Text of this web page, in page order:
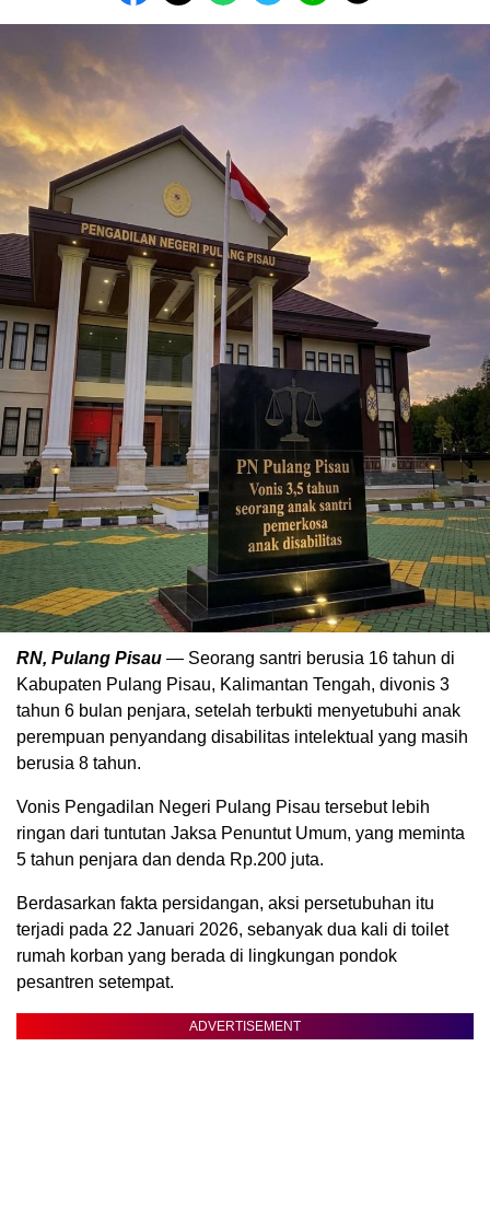
RN, Pulang Pisau — Seorang santri berusia 16 tahun di
Kabupaten Pulang Pisau, Kalimantan Tengah, divonis 3
tahun 6 bulan penjara, setelah terbukti menyetubuhi anak
perempuan penyandang disabilitas intelektual yang masih
berusia 8 tahun.
Vonis Pengadilan Negeri Pulang Pisau tersebut lebih
ringan dari tuntutan Jaksa Penuntut Umum, yang meminta
5 tahun penjara dan denda Rp.200 juta.
Berdasarkan fakta persidangan, aksi persetubuhan itu
terjadi pada 22 Januari 2026, sebanyak dua kali di toilet
rumah korban yang berada di lingkungan pondok
pesantren setempat.
ADVERTISEMENT